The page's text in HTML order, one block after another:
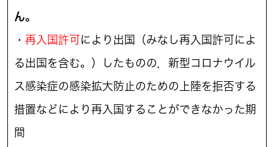
ん。
・ 再入国許可により出国（みなし再入国許可によ
る出国を含む。）したものの，新型コロナウイル
ス感染症の感染拡大防止のための上陸を拒否する
措置などにより再入国することができなかった期
間